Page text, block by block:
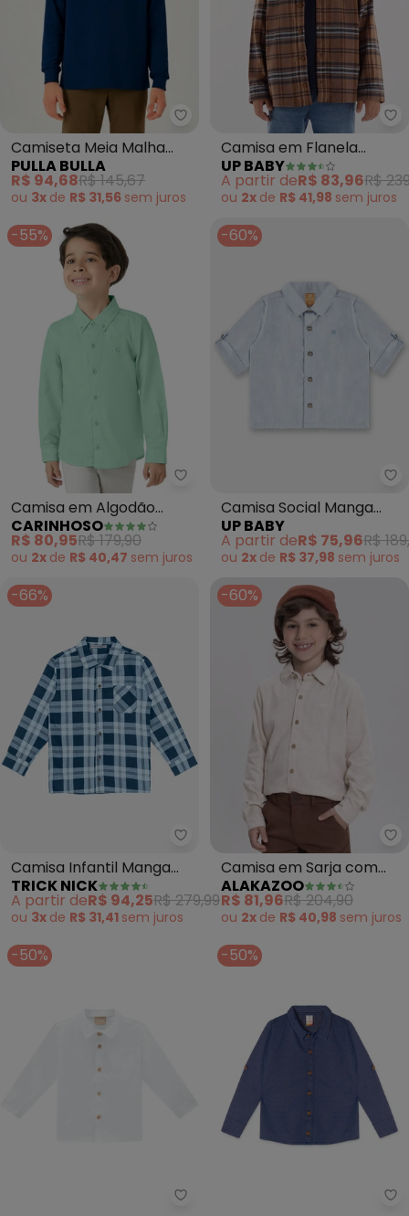
Pulla Bulla - Camiseta Meia
Camiseta Meia Malha
(Marinho)
PULLA BULLA
R$ 94,68R$ 145,67
ou 3x de R$ 31,56 sem juros
Camisa em Flanela
Xadrez (Marrom)
UP BABY
A partir deR$ 83,96R$
ou 2x de R$ 41,98 sem juros
-55%
Carinhoso - Camisa em
Camisa em Algodão
Maquinetado (Verde)
CARINHOSO
R$ 80,95R$ 179,90
ou 2x de R$ 40,47 sem juros
-60%
Camisa Social Manga
Longa Bebê Menino
(Azul)
UP BABY
A partir deR$ 75,96R$
ou 2x de R$ 37,98 sem juros
-66%
Trick Nick - Camisa Infantil
Camisa Infantil Manga
Longa (Azul)
TRICK NICK
A partir deR$ 94,25R$ 279,99
ou 3x de R$ 31,41 sem juros
-60%
Camisa em Sarja com
Botões (Branco)
ALAKAZOO
R$ 81,96R$ 204,90
ou 2x de R$ 40,98 sem juros
-50%
Milon - Camisa Infantil Menino
-50%